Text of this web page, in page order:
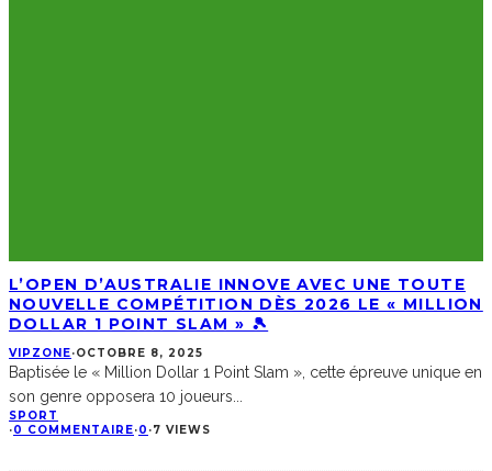
L’OPEN D’AUSTRALIE INNOVE AVEC UNE TOUTE
NOUVELLE COMPÉTITION DÈS 2026 LE « MILLION
DOLLAR 1 POINT SLAM » 🎾
VIPZONE·OCTOBRE 8, 2025
Baptisée le « Million Dollar 1 Point Slam », cette épreuve unique en
son genre opposera 10 joueurs
SPORT
·0 COMMENTAIRE·0 ·7 VIEWS